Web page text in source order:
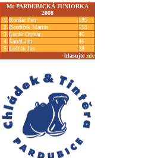
Mr PARDUBICKÁ JUNIORKA
2008
1. Roušar Petr
185
2. Bezdíček Martin
155
3. Lucák Otakar
46
4. Šátral Jan
46
5. Lošťák Jan
28
hlasujte zde